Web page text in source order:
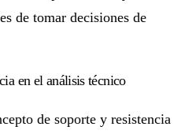
de tomar decisiones de
en el análisis técnico
de soporte y resistencia